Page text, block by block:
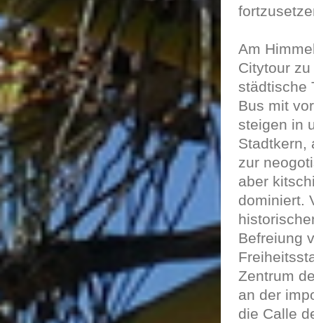
Am
Citytour
städtische
Bus mit
steigen in
Stadtkern,
zur
aber
dominiert.
Befreiung
Zentrum
an der
die Calle